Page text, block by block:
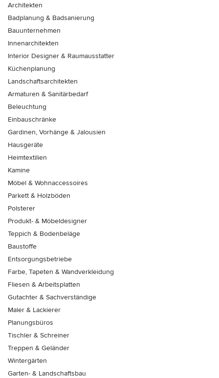
Architekten
Badplanung & Badsanierung
Bauunternehmen
Innenarchitekten
Interior Designer & Raumausstatter
Küchenplanung
Landschaftsarchitekten
Armaturen & Sanitärbedarf
Beleuchtung
Einbauschränke
Gardinen, Vorhänge & Jalousien
Hausgeräte
Heimtextilien
Kamine
Möbel & Wohnaccessoires
Parkett & Holzböden
Polsterer
Produkt- & Möbeldesigner
Teppich & Bodenbeläge
Baustoffe
Entsorgungsbetriebe
Farbe, Tapeten & Wandverkleidung
Fliesen & Arbeitsplatten
Gutachter & Sachverständige
Maler & Lackierer
Planungsbüros
Tischler & Schreiner
Treppen & Geländer
Wintergärten
Garten- & Landschaftsbau